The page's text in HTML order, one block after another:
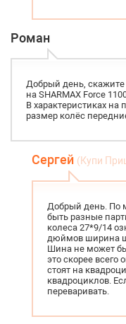
Роман
Добрый день,
на SHARMAX Force
В характеристиках на
размер колёс
Сергей (Купи
Добрый день. По
быть разные
колеса 27*9/14
дюймов ширина
Шина не может
это скорее
стоят на
квадроциклов.
переваривать.